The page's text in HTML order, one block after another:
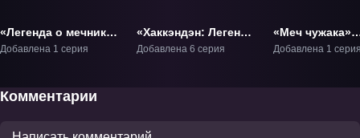
«Легенда о мечнике:
Парящий дракон»
Добавлена 1 серия
«Хаккэндэн: Легенда
о псах-воинах»
Добавлена 6 серия
«Меч чужака»
Фильм-1
Добавлена 1
Комментарии